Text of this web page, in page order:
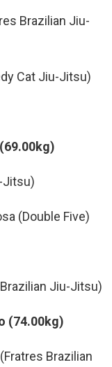
Brazilian Jiu-
Cat Jiu-Jitsu)
Jitsu)
(Double Five)
Jiu-Jitsu)
(74.00kg)
Brazilian